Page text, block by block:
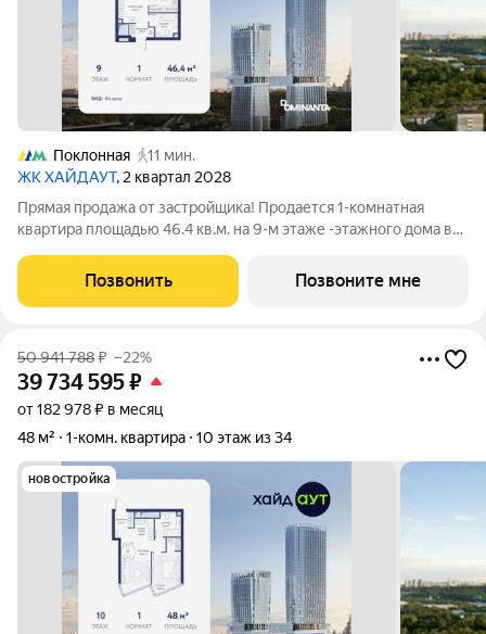
Поклонная
11 мин.
ЖК ХАЙДАУТ, 2 квартал 2028
Прямая продажа от застройщика! Продается 1-комнатная
квартира площадью 46.4 кв.м. на 9-м этаже -этажного дома в
Победы, Долина реки Сетунь, МГУ, Москва-Сити, Воробьевы
горы. Высота потолков 3,25 м.
Позвонить Позвоните мне
50 941 788₽ –22%
39 734 595₽
от 182 978 ₽ в месяц
48 м²
1-комн. квартира 10 этаж из 34
новостройка